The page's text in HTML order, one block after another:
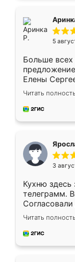
5
Больше
Елены
короткие
для замера
предложил
Читать
3
Кухню здесь
телеграмм.
недели
довольны
мебель за
Читать